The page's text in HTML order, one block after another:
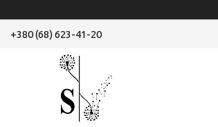
+380 (68) 623-41-20